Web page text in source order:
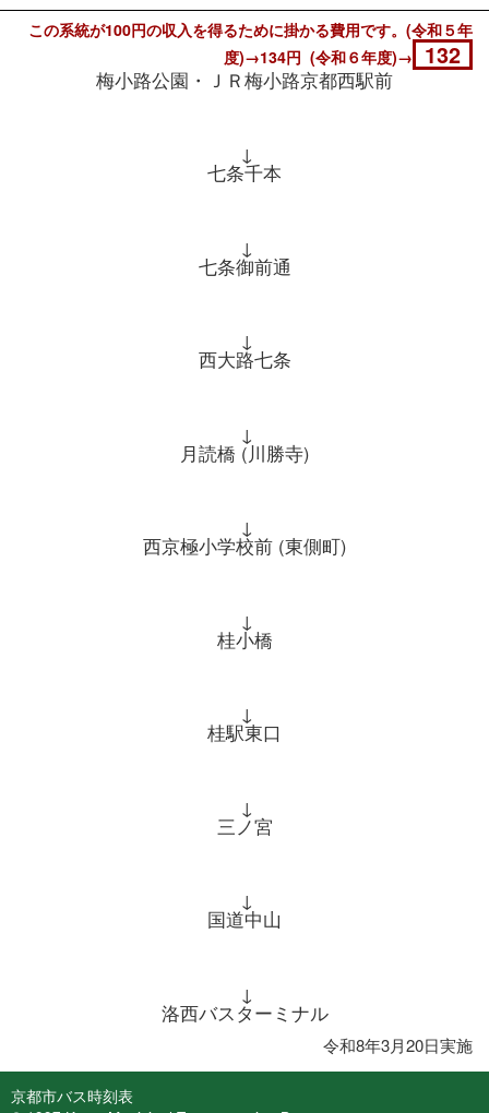
この系統が100円の収入を得るために掛かる費用です。(令和５年
度)→134円 (令和６年度)→
132
梅小路公園・ＪＲ梅小路京都西駅前
↓
七条千本
↓
七条御前通
↓
西大路七条
↓
月読橋 (川勝寺)
↓
西京極小学校前 (東側町)
↓
桂小橋
↓
桂駅東口
↓
三ノ宮
↓
国道中山
↓
洛西バスターミナル
令和8年3月20日実施
京都市バス時刻表